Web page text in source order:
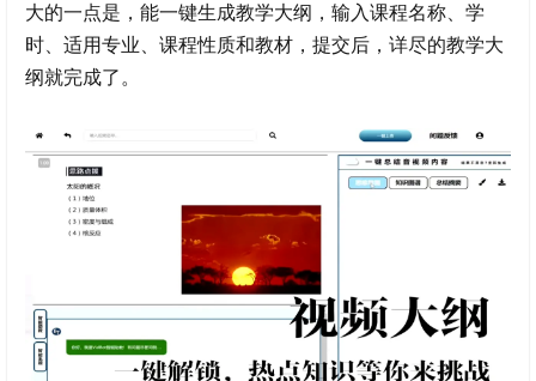
大的一点是，能一键生成教学大纲，输入课程名称、学
时、适用专业、课程性质和教材，提交后，详尽的教学大
纲就完成了。